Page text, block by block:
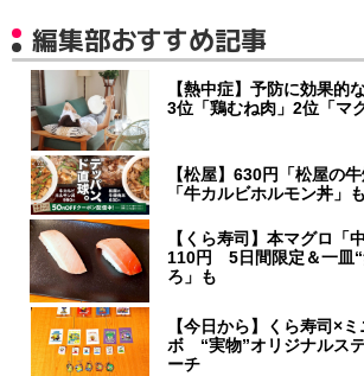
編集部おすすめ記事
【熱中症】予防に効果
3位「鶏むね肉」2位「マ
【松屋】630円「松屋の
「牛カルビホルモン丼」も
【くら寿司】本マグロ「
110円 5日間限定＆一皿
ろ」も
【今日から】くら寿司×
ボ “実物”オリジナルス
ーチ